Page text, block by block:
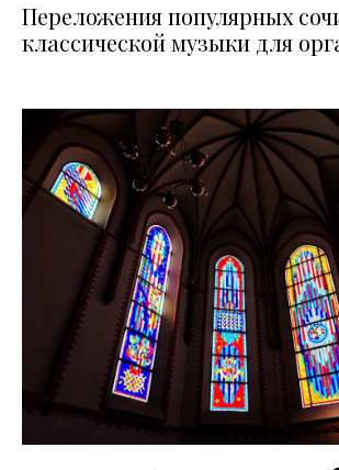
Переложения популярных
классической музыки для